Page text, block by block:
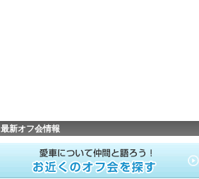
最新オフ会情報